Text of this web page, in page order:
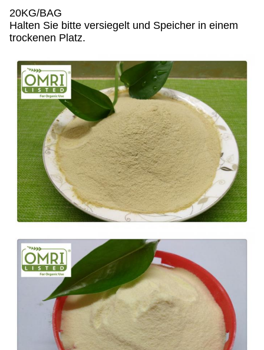
20KG/BAG
Halten Sie bitte versiegelt und Speicher in einem
trockenen Platz.